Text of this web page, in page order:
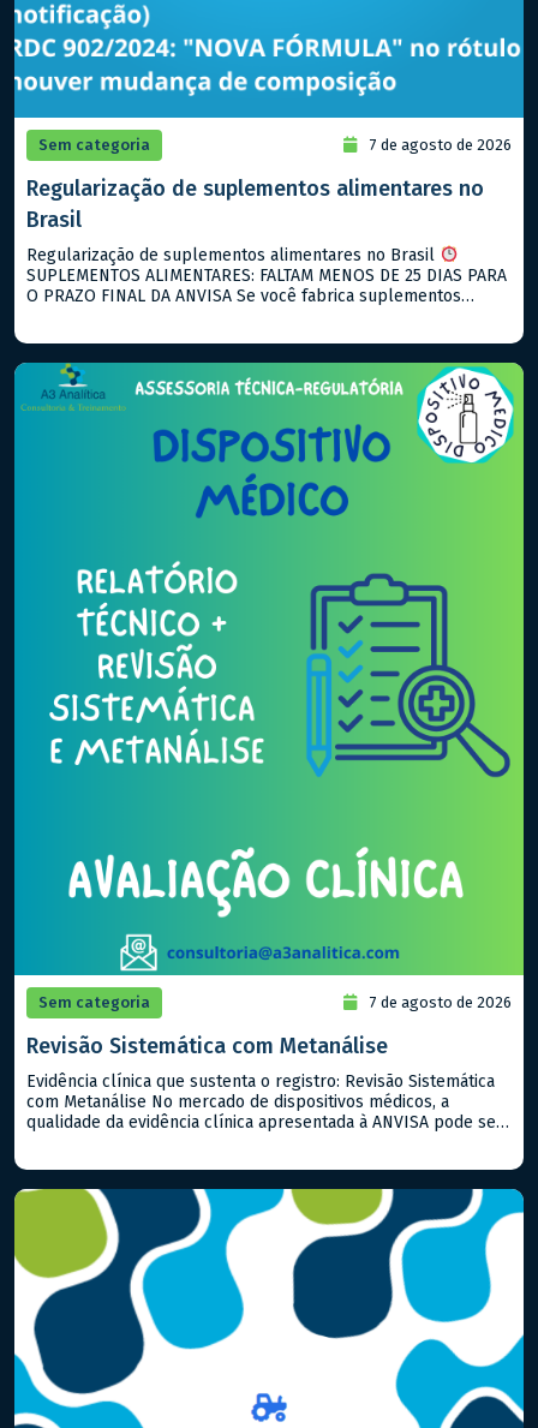
Sem categoria 7 de agosto de 2026
Regularização de suplementos alimentares no
Brasil
Regularização de suplementos alimentares no Brasil
SUPLEMENTOS ALIMENTARES: FALTAM MENOS DE 25 DIAS PARA
O PRAZO FINAL DA ANVISA Se você fabrica suplementos
990/2025: descreve […]
Sem categoria 7 de agosto de 2026
Revisão Sistemática com Metanálise
Evidência clínica que sustenta o registro: Revisão Sistemática
com Metanálise No mercado de dispositivos médicos, a
qualidade da evidência clínica apresentada à ANVISA pode ser
Metanálise é a […]